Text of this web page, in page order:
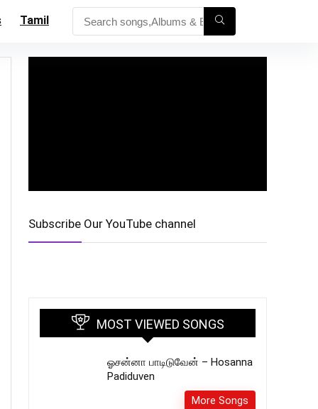
Tamil
Subscribe Our YouTube channel
MOST VIEWED SONGS
ஓசன்னா பாடிடுவேன் – Hosanna
Padiduven
More Songs